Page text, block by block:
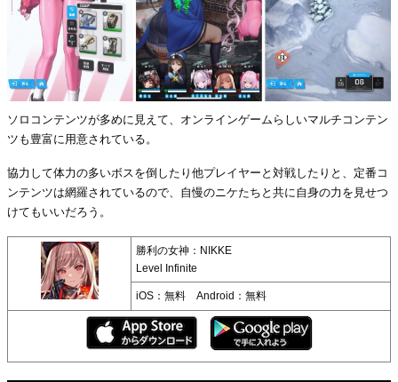
ソロコンテンツが多めに見えて、オンラインゲームらしいマルチコンテン
ツも豊富に用意されている。
協力して体力の多いボスを倒したり他プレイヤーと対戦したりと、定番コ
ンテンツは網羅されているので、自慢のニケたちと共に自身の力を見せつ
けてもいいだろう。
勝利の女神：NIKKE
Level Infinite
iOS：無料 Android：無料